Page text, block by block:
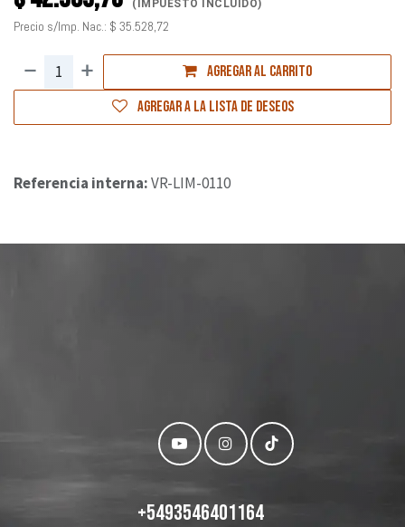
(IMPUESTO INCLUIDO)
Precio s/Imp. Nac.: $ 35.528,72
Agregar al carrito
Agregar a la lista de deseos
Referencia interna:VR-LIM-0110
+5493546401164